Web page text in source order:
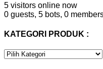
5 visitors online now
0 guests, 5 bots, 0
KATEGORI PRODUK :
KATEGORI